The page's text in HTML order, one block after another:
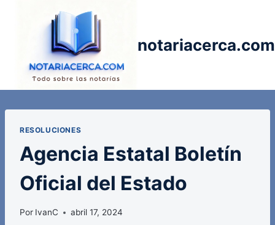
notariacerca.com
RESOLUCIONES
Agencia Estatal Boletín
Oficial del Estado
Por IvanC abril 17, 2024